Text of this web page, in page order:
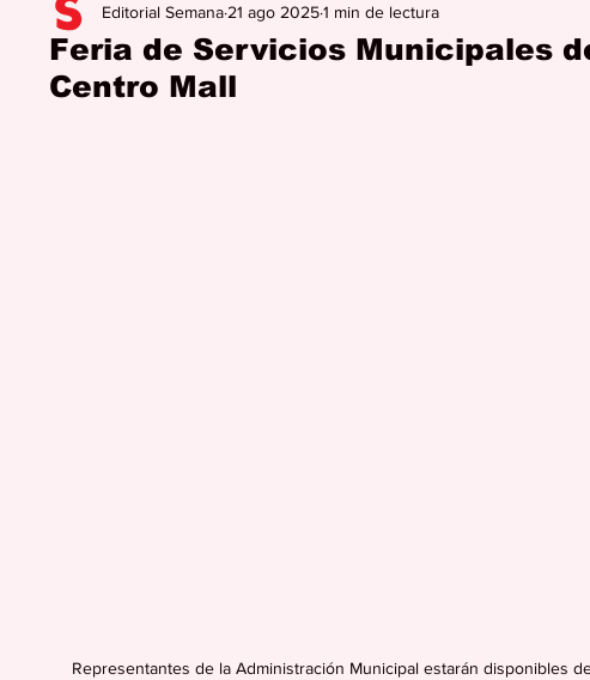
Feria de Servicios Municipales
Centro Mall
Editorial Semana 21 ago 20251 min de lectura
Representantes de la Administración Municipal estarán disponibles